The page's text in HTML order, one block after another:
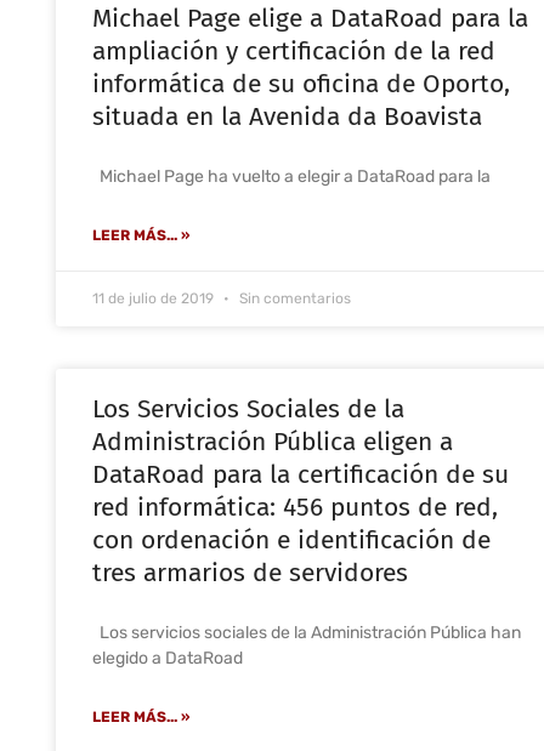
Michael Page elige a DataRoad para la
ampliación y certificación de la red
informática de su oficina de Oporto,
situada en la Avenida da Boavista
Michael Page ha vuelto a elegir a DataRoad para la
LEER MÁS... »
11 de julio de 2019 Sin comentarios
Los Servicios Sociales de la
Administración Pública eligen a
DataRoad para la certificación de su
red informática: 456 puntos de red,
con ordenación e identificación de
tres armarios de servidores
Los servicios sociales de la Administración Pública han
elegido a DataRoad
LEER MÁS... »